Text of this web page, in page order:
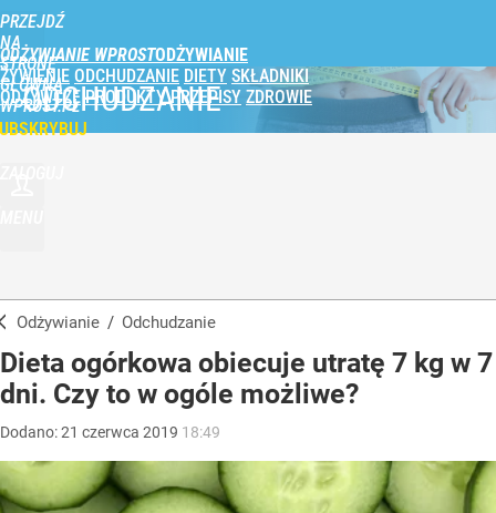
PRZEJDŹ
NA
STRONĘ
GŁÓWNĄ
WPROST.PL
ODŻYWIANIE WPROST
ŻYWIENIE ODCHUDZANIE DIETY SKŁADNIKI
ODŻYWCZE PRODUKTY PRZEPISY ZDROWIE
ODCHUDZANIE
Odżywianie / Odchudzanie
Dieta ogórkowa obiecuje utratę 7 kg w 7
dni. Czy to w ogóle możliwe?
Dodano:21 czerwca 2019 18:49